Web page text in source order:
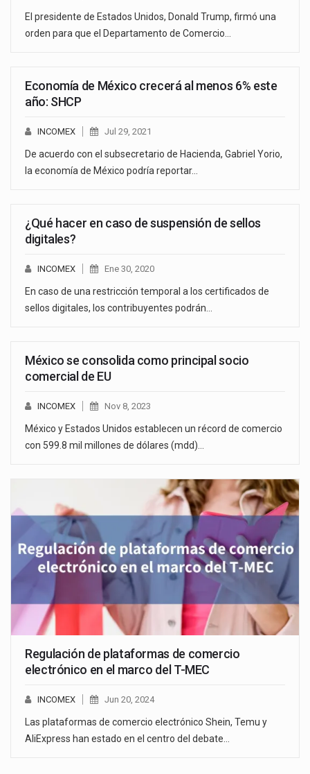
El presidente de Estados Unidos, Donald Trump, firmó una
orden para que el Departamento de Comercio…
Economía de México crecerá al menos 6% este
año: SHCP
INCOMEX Jul 29, 2021
De acuerdo con el subsecretario de Hacienda, Gabriel Yorio,
la economía de México podría reportar…
¿Qué hacer en caso de suspensión de sellos
digitales?
INCOMEX Ene 30, 2020
En caso de una restricción temporal a los certificados de
sellos digitales, los contribuyentes podrán…
México se consolida como principal socio
comercial de EU
INCOMEX Nov 8, 2023
México y Estados Unidos establecen un récord de comercio
con 599.8 mil millones de dólares (mdd)…
Regulación de plataformas de comercio
electrónico en el marco del T-MEC
INCOMEX Jun 20, 2024
Las plataformas de comercio electrónico Shein, Temu y
AliExpress han estado en el centro del debate…